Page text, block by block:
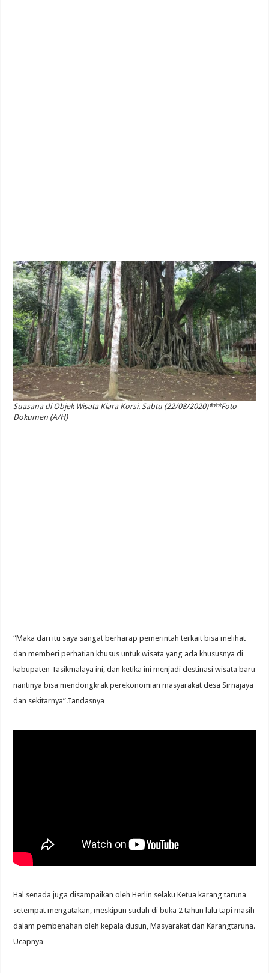
Suasana di Objek Wisata Kiara Korsi. Sabtu (22/08/2020)***Foto
Dokumen (A/H)
“Maka dari itu saya sangat berharap pemerintah terkait bisa melihat
dan memberi perhatian khusus untuk wisata yang ada khususnya di
kabupaten Tasikmalaya ini, dan ketika ini menjadi destinasi wisata baru
nantinya bisa mendongkrak perekonomian masyarakat desa Sirnajaya
dan sekitarnya”.Tandasnya
Hal senada juga disampaikan oleh Herlin selaku Ketua karang taruna
setempat mengatakan, meskipun sudah di buka 2 tahun lalu tapi masih
dalam pembenahan oleh kepala dusun, Masyarakat dan Karangtaruna.
Ucapnya